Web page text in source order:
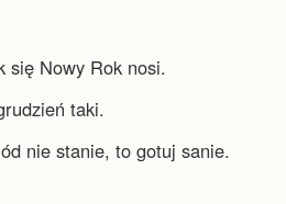
się Nowy Rok nosi.
taki.
nie stanie, to gotuj sanie.